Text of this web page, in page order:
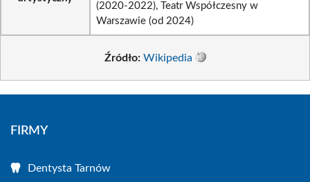
(2020-2022), Teatr Współczesny w
Warszawie (od 2024)
Źródło: Wikipedia
FIRMY
Dentysta Tarnów